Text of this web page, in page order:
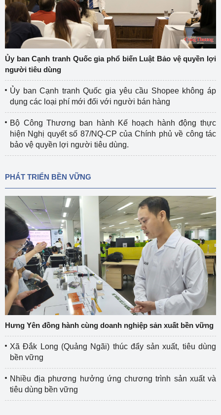
Ủy ban Cạnh tranh Quốc gia phổ biến Luật Bảo vệ quyền lợi
người tiêu dùng
Ủy ban Cạnh tranh Quốc gia yêu cầu Shopee không áp
dụng các loại phí mới đối với người bán hàng
Bộ Công Thương ban hành Kế hoạch hành động thực
hiện Nghị quyết số 87/NQ-CP của Chính phủ về công tác
bảo vệ quyền lợi người tiêu dùng.
PHÁT TRIỂN BỀN VỮNG
Hưng Yên đồng hành cùng doanh nghiệp sản xuất bền vững
Xã Đắk Long (Quảng Ngãi) thúc đẩy sản xuất, tiêu dùng
bền vững
Nhiều địa phương hưởng ứng chương trình sản xuất và
tiêu dùng bền vững